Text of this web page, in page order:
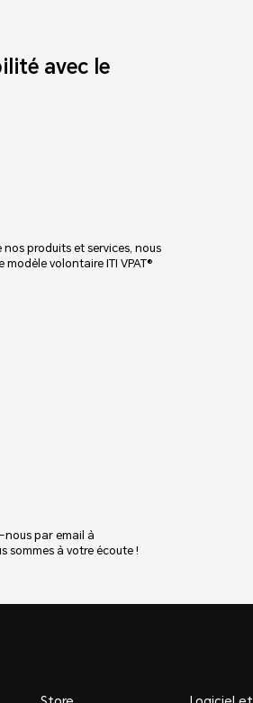
avec le
produits et services, nous
volontaire ITI VPAT®
nous par email à
sommes à votre écoute !